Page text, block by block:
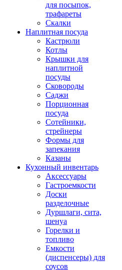
для посыпок,
трафареты
Скалки
Наплитная посуда
Кастрюли
Котлы
Крышки для
наплитной
посуды
Сковороды
Саджи
Порционная
посуда
Сотейники,
стрейнеры
Формы для
запекания
Казаны
Кухонный инвентарь
Аксессуары
Гастроемкости
Доски
разделочные
Дуршлаги, сита,
шенуа
Горелки и
топливо
Емкости
(диспенсеры) для
соусов